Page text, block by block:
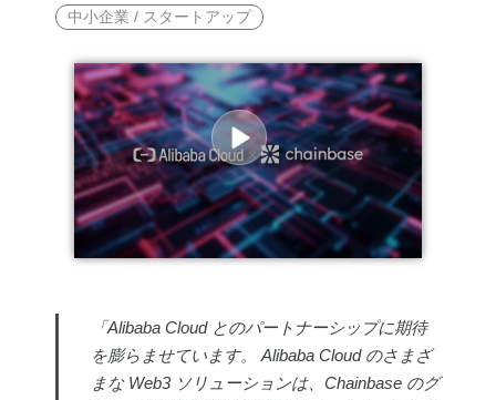
中小企業 / スタートアップ
「Alibaba Cloud とのパートナーシップに期待
を膨らませています。 Alibaba Cloud のさまざ
まな Web3 ソリューションは、Chainbase のグ